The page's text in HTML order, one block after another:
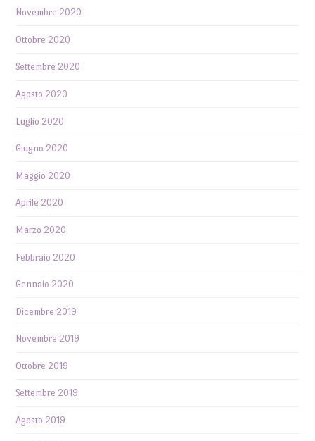
Novembre 2020
Ottobre 2020
Settembre 2020
Agosto 2020
Luglio 2020
Giugno 2020
Maggio 2020
Aprile 2020
Marzo 2020
Febbraio 2020
Gennaio 2020
Dicembre 2019
Novembre 2019
Ottobre 2019
Settembre 2019
Agosto 2019